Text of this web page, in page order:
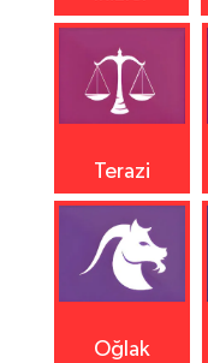
Terazi
Oğlak